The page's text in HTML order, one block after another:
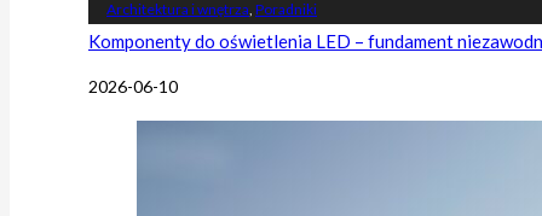
Architektura i wnętrza Poradniki
Komponenty do oświetlenia LED – fundament
2026-06-10